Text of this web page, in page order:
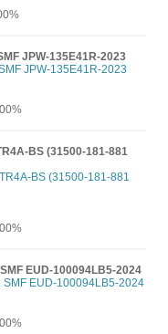
JPW-135E41R-2023
BS (31500-181-881
EUD-100094LB5-2024